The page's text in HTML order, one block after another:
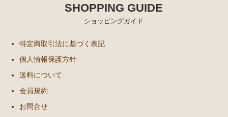
その他の食品（仕入品など）
チーズが美味しい紅茶
すじ青のり
出版物など
SHOPPING GUIDE
ショッピングガイド
特定商取引法に基づく表記
個人情報保護方針
送料について
会員規約
お問合せ